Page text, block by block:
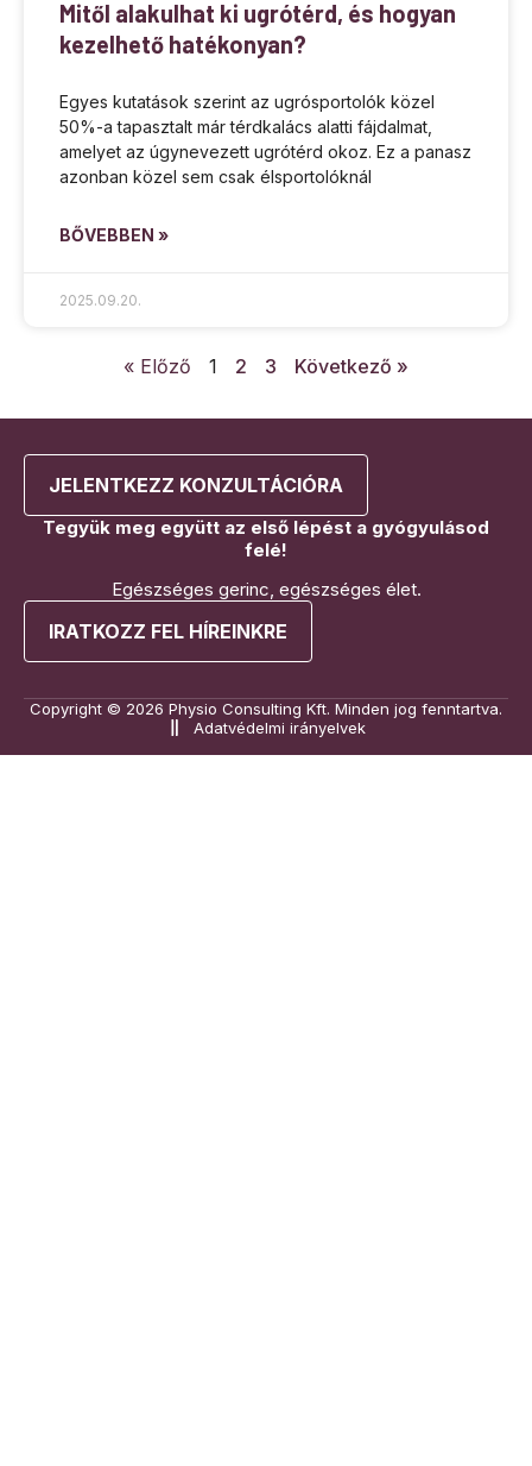
Mitől alakulhat ki ugrótérd, és hogyan
kezelhető hatékonyan?
Egyes kutatások szerint az ugrósportolók közel
50%-a tapasztalt már térdkalács alatti fájdalmat,
amelyet az úgynevezett ugrótérd okoz. Ez a panasz
azonban közel sem csak élsportolóknál
BŐVEBBEN »
2025.09.20.
« Előző 1 2 3 Következő »
JELENTKEZZ KONZULTÁCIÓRA
Tegyük meg együtt az első lépést a gyógyulásod
felé!
Egészséges gerinc, egészséges élet.
IRATKOZZ FEL HÍREINKRE
Copyright © 2026 Physio Consulting Kft. Minden jog fenntartva.
Adatvédelmi irányelvek